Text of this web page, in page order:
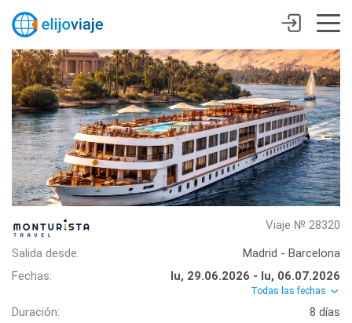
Viaje № 28320
Salida desde:
Madrid - Barcelona
Fechas:
lu, 29.06.2026 - lu, 06.07.2026
Todas las fechas
Duración:
8 días